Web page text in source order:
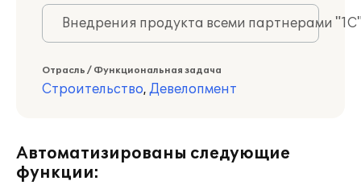
Внедрения продукта всеми партнерами
Отрасль / Функциональная задача
Строительство, Девелопмент
Автоматизированы следующие
функции: